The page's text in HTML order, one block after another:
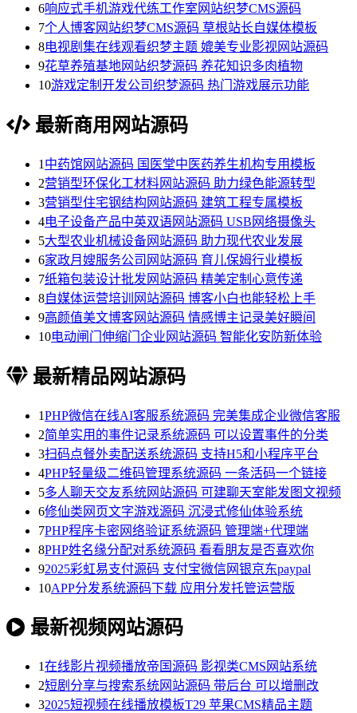
6响应式手机游戏代练工作室网站织梦CMS源码
7个人博客网站织梦CMS源码 草根站长自媒体模板
8电视剧集在线观看织梦主题 媲美专业影视网站源码
9花草养殖基地网站织梦源码 养花知识多肉植物
10游戏定制开发公司织梦源码 热门游戏展示功能
最新商用网站源码
1 中药馆网站源码 国医堂中医药养生机构专用模板
2营销型环保化工材料网站源码 助力绿色能源转型
3营销型住宅钢结构网站源码 建筑工程专属模板
4电子设备产品中英双语网站源码 USB网络摄像头
5大型农业机械设备网站源码 助力现代农业发展
6家政月嫂服务公司网站源码 育儿保姆行业模板
7纸箱包装设计批发网站源码 精美定制心意传递
8自媒体运营培训网站源码 博客小白也能轻松上手
9高颜值美文博客网站源码 情感博主记录美好瞬间
10电动闸门伸缩门企业网站源码 智能化安防新体验
最新精品网站源码
1PHP微信在线AI客服系统源码 完美集成企业微信客服
2简单实用的事件记录系统源码 可以设置事件的分类
3扫码点餐外卖配送系统源码 支持H5和小程序平台
4PHP轻量级二维码管理系统源码 一条活码一个链接
5多人聊天交友系统网站源码 可建聊天室能发图文视频
6修仙类网页文字游戏源码 沉浸式修仙体验系统
7PHP程序卡密网络验证系统源码 管理端+代理端
8PHP姓名缘分配对系统源码 看看朋友是否喜欢你
92025彩虹易支付源码 支付宝微信网银京东paypal
10APP分发系统源码下载 应用分发托管运营版
最新视频网站源码
1在线影片视频播放帝国源码 影视类CMS网站系统
2短剧分享与搜索系统网站源码 带后台 可以增删改
32025短视频在线播放模板T29 苹果CMS精品主题